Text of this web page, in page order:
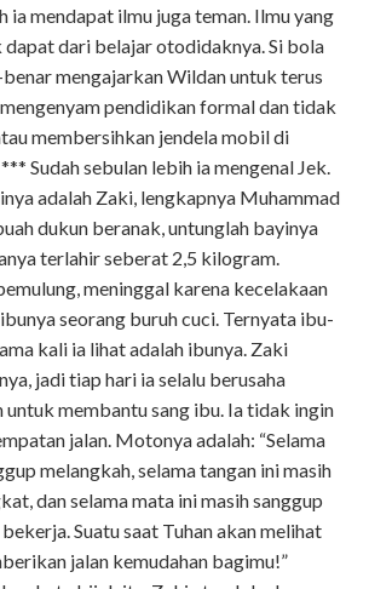
ia mendapat ilmu juga teman. Ilmu yang
dari belajar otodidaknya. Si bola
mengajarkan Wildan untuk terus
pendidikan formal dan tidak
membersihkan jendela mobil di
Sudah sebulan lebih ia mengenal Jek.
adalah Zaki, lengkapnya Muhammad
dukun beranak, untunglah bayinya
terlahir seberat 2,5 kilogram.
meninggal karena kecelakaan
seorang buruh cuci. Ternyata ibu-
kali ia lihat adalah ibunya. Zaki
jadi tiap hari ia selalu berusaha
untuk membantu sang ibu. Ia tidak ingin
jalan. Motonya adalah: “Selama
melangkah, selama tangan ini masih
dan selama mata ini masih sanggup
Suatu saat Tuhan akan melihat
jalan kemudahan bagimu!”